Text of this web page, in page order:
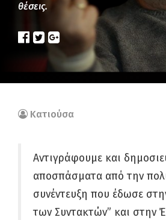
θέσεις.
Κατιούσα
Αντιγράφουμε και
αποσπάσματα από την
συνέντευξη που έδωσε
των Συντακτών” και στην